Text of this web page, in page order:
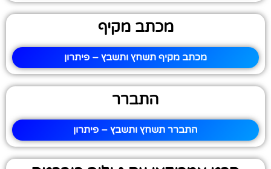
מכתב מקיף
מכתב מקיף תשחץ ותשבץ – פיתרון
התברר
התברר תשחץ ותשבץ – פיתרון